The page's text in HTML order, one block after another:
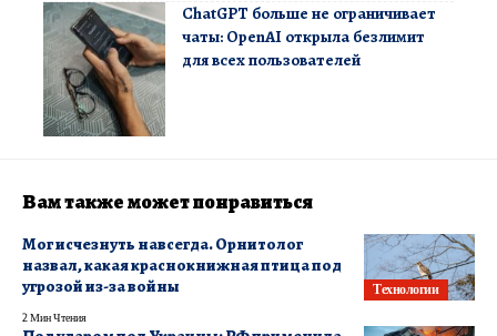
ChatGPT больше не ограничивает
чаты: OpenAI открыла безлимит
для всех пользователей
Вам также может понравиться
Технологии
Мог исчезнуть навсегда. Орнитолог
назвал, какая краснокнижная птица под
угрозой из-за войны
2 Мин Чтения